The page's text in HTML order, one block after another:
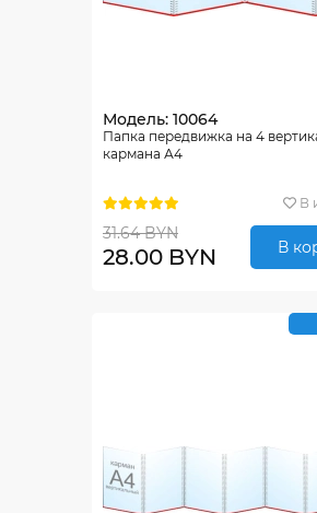
Модель: 10064
Папка передвижка на 4
кармана А4
В
31.64 BYN
28.00 BYN В